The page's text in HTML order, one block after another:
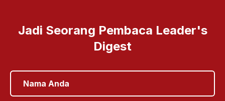
Jadi Seorang Pembaca Leader's
Digest